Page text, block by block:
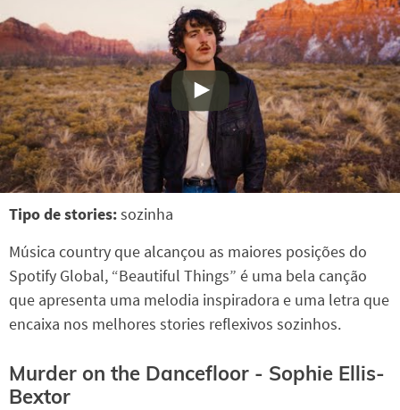
Tipo de stories:sozinha
Música country que alcançou as maiores posições do
Spotify Global, “Beautiful Things” é uma bela canção
que apresenta uma melodia inspiradora e uma letra que
encaixa nos melhores stories reflexivos sozinhos.
Murder on the Dancefloor - Sophie Ellis-
Bextor